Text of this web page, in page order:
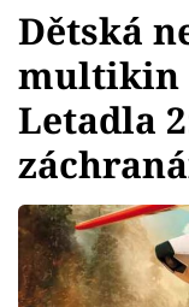
Témata
Showbyznys
Youtubeři
Virály
Dětská
multikin
Letadla